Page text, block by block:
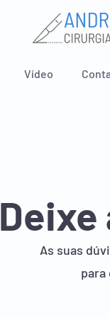
Vídeo
Deixe
As suas
para